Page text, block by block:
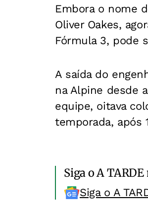
Embora o nome
Oliver Oakes,
Fórmula 3, pode
A saída do
na Alpine desde
equipe, oitava
temporada, após
Siga o A
Siga o A